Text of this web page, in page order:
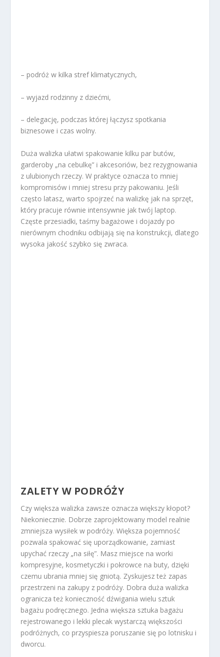
– podróż w kilka stref klimatycznych,
– wyjazd rodzinny z dziećmi,
– delegację, podczas której łączysz spotkania
biznesowe i czas wolny.
Duża walizka ułatwi spakowanie kilku par butów,
garderoby „na cebulkę” i akcesoriów, bez rezygnowania
z ulubionych rzeczy. W praktyce oznacza to mniej
kompromisów i mniej stresu przy pakowaniu. Jeśli
często latasz, warto spojrzeć na walizkę jak na sprzęt,
który pracuje równie intensywnie jak twój laptop.
Częste przesiadki, taśmy bagażowe i dojazdy po
nierównym chodniku odbijają się na konstrukcji, dlatego
wysoka jakość szybko się zwraca.
ZALETY W PODRÓŻY
Czy większa walizka zawsze oznacza większy kłopot?
Niekoniecznie. Dobrze zaprojektowany model realnie
zmniejsza wysiłek w podróży.Większa pojemność
pozwala spakować się uporządkowanie, zamiast
upychać rzeczy „na siłę”. Masz miejsce na worki
kompresyjne, kosmetyczki i pokrowce na buty, dzięki
czemu ubrania mniej się gniotą. Zyskujesz też zapas
przestrzeni na zakupy z podróży. Dobra duża walizka
ogranicza też konieczność dźwigania wielu sztuk
bagażu podręcznego. Jedna większa sztuka bagażu
rejestrowanego i lekki plecak wystarczą większości
podróżnych, co przyspiesza poruszanie się po lotnisku i
dworcu.